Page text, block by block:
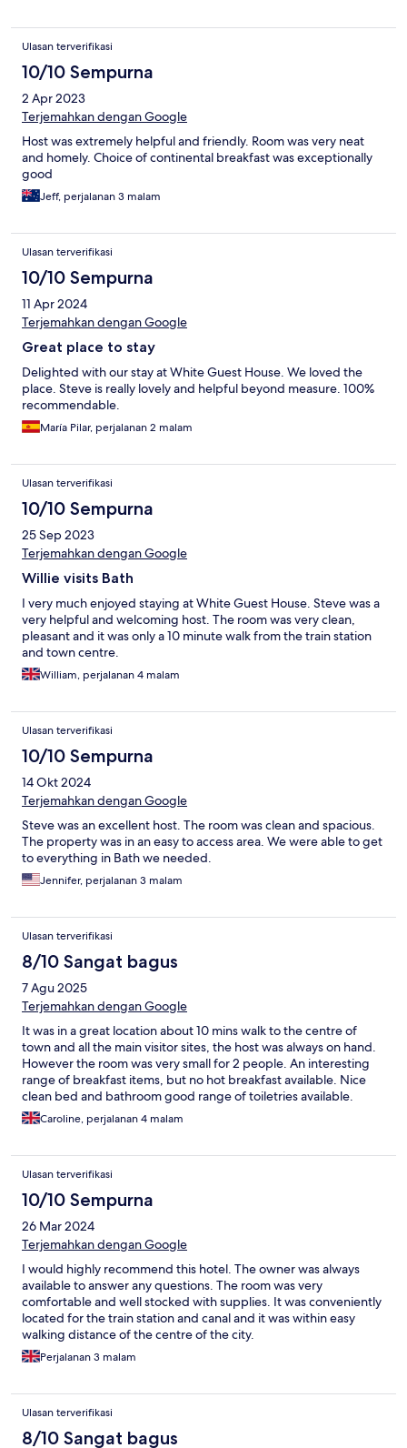
Ulasan terverifikasi
10/10 Sempurna
2 Apr 2023
Terjemahkan dengan Google
Host was extremely helpful and friendly. Room was very neat
and homely. Choice of continental breakfast was exceptionally
good
Jeff, perjalanan 3 malam
Ulasan terverifikasi
10/10 Sempurna
11 Apr 2024
Terjemahkan dengan Google
Great place to stay
Delighted with our stay at White Guest House. We loved the
place. Steve is really lovely and helpful beyond measure. 100%
recommendable.
María Pilar, perjalanan 2 malam
Ulasan terverifikasi
10/10 Sempurna
25 Sep 2023
Terjemahkan dengan Google
Willie visits Bath
I very much enjoyed staying at White Guest House. Steve was a
very helpful and welcoming host. The room was very clean,
pleasant and it was only a 10 minute walk from the train station
and town centre.
William, perjalanan 4 malam
Ulasan terverifikasi
10/10 Sempurna
14 Okt 2024
Terjemahkan dengan Google
Steve was an excellent host. The room was clean and spacious.
The property was in an easy to access area. We were able to get
to everything in Bath we needed.
Jennifer, perjalanan 3 malam
Ulasan terverifikasi
8/10 Sangat bagus
7 Agu 2025
Terjemahkan dengan Google
It was in a great location about 10 mins walk to the centre of
town and all the main visitor sites, the host was always on hand.
However the room was very small for 2 people. An interesting
range of breakfast items, but no hot breakfast available. Nice
clean bed and bathroom good range of toiletries available.
Overall great value.
Caroline, perjalanan 4 malam
Ulasan terverifikasi
10/10 Sempurna
26 Mar 2024
Terjemahkan dengan Google
I would highly recommend this hotel. The owner was always
available to answer any questions. The room was very
comfortable and well stocked with supplies. It was conveniently
located for the train station and canal and it was within easy
walking distance of the centre of the city.
Perjalanan 3 malam
Ulasan terverifikasi
8/10 Sangat bagus